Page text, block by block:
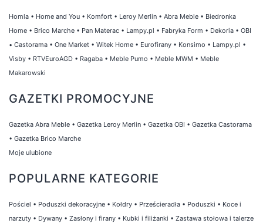
Homla • Home and You • Komfort • Leroy Merlin • Abra Meble • Biedronka
Home • Brico Marche • Pan Materac • Lampy.pl • Fabryka Form • Dekoria • OBI
• Castorama • One Market • Witek Home • Eurofirany • Konsimo • Lampy.pl •
Visby • RTVEuroAGD • Ragaba • Meble Pumo • Meble MWM • Meble
Makarowski
GAZETKI PROMOCYJNE
Gazetka Abra Meble • Gazetka Leroy Merlin • Gazetka OBI • Gazetka Castorama
• Gazetka Brico Marche
Moje ulubione
POPULARNE KATEGORIE
Pościel • Poduszki dekoracyjne • Kołdry • Prześcieradła • Poduszki • Koce i
narzuty • Dywany • Zasłony i firany • Kubki i filiżanki • Zastawa stołowa i talerze